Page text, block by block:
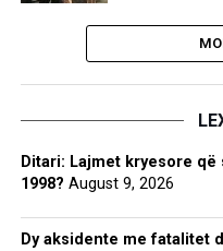
Ditari: Lajmet kryesore që
1998? August 9, 2026
Dy aksidente me fatalitet